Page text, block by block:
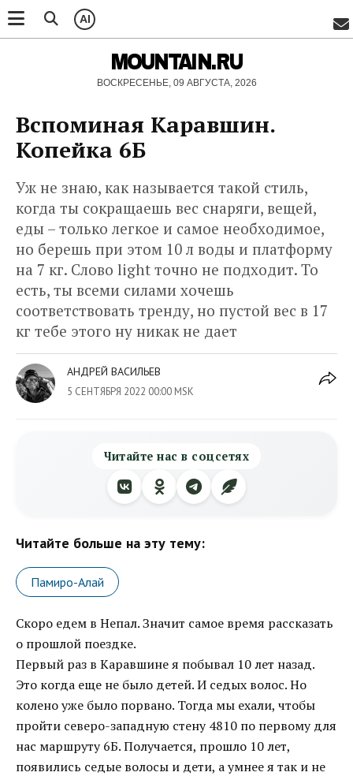
AI
MOUNTAIN.RU
ВОСКРЕСЕНЬЕ, 09 АВГУСТА, 2026
Вспоминая Каравшин.
Копейка 6Б
Уж не знаю, как называется такой стиль,
когда ты сокращаешь вес снаряги, вещей,
еды – только легкое и самое необходимое,
но берешь при этом 10 л воды и платформу
на 7 кг. Слово light точно не подходит. То
есть, ты всеми силами хочешь
соответствовать тренду, но пустой вес в 17
кг тебе этого ну никак не дает
АНДРЕЙ ВАСИЛЬЕВ
5 СЕНТЯБРЯ 2022 00:00 MSK
Читайте нас в соцсетях
Читайте больше на эту тему:
Памиро-Алай
Скоро едем в Непал. Значит самое время рассказать
о прошлой поездке.
Первый раз в Каравшине я побывал 10 лет назад.
Это когда еще не было детей. И седых волос. Но
колено уже было порвано. Тогда мы ехали, чтобы
пройти северо-западную стену 4810 по первому для
нас маршруту 6Б. Получается, прошло 10 лет,
появились седые волосы и дети, а умнее я так и не